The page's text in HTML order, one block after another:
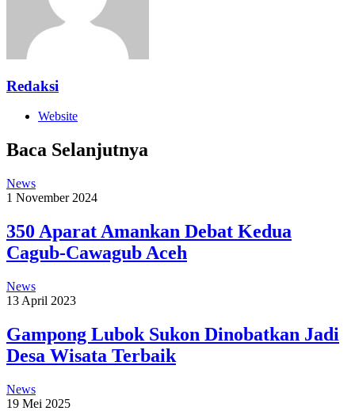
Redaksi
Website
Baca Selanjutnya
News
1 November 2024
350 Aparat Amankan Debat Kedua
Cagub-Cawagub Aceh
News
13 April 2023
Gampong Lubok Sukon Dinobatkan Jadi
Desa Wisata Terbaik
News
19 Mei 2025